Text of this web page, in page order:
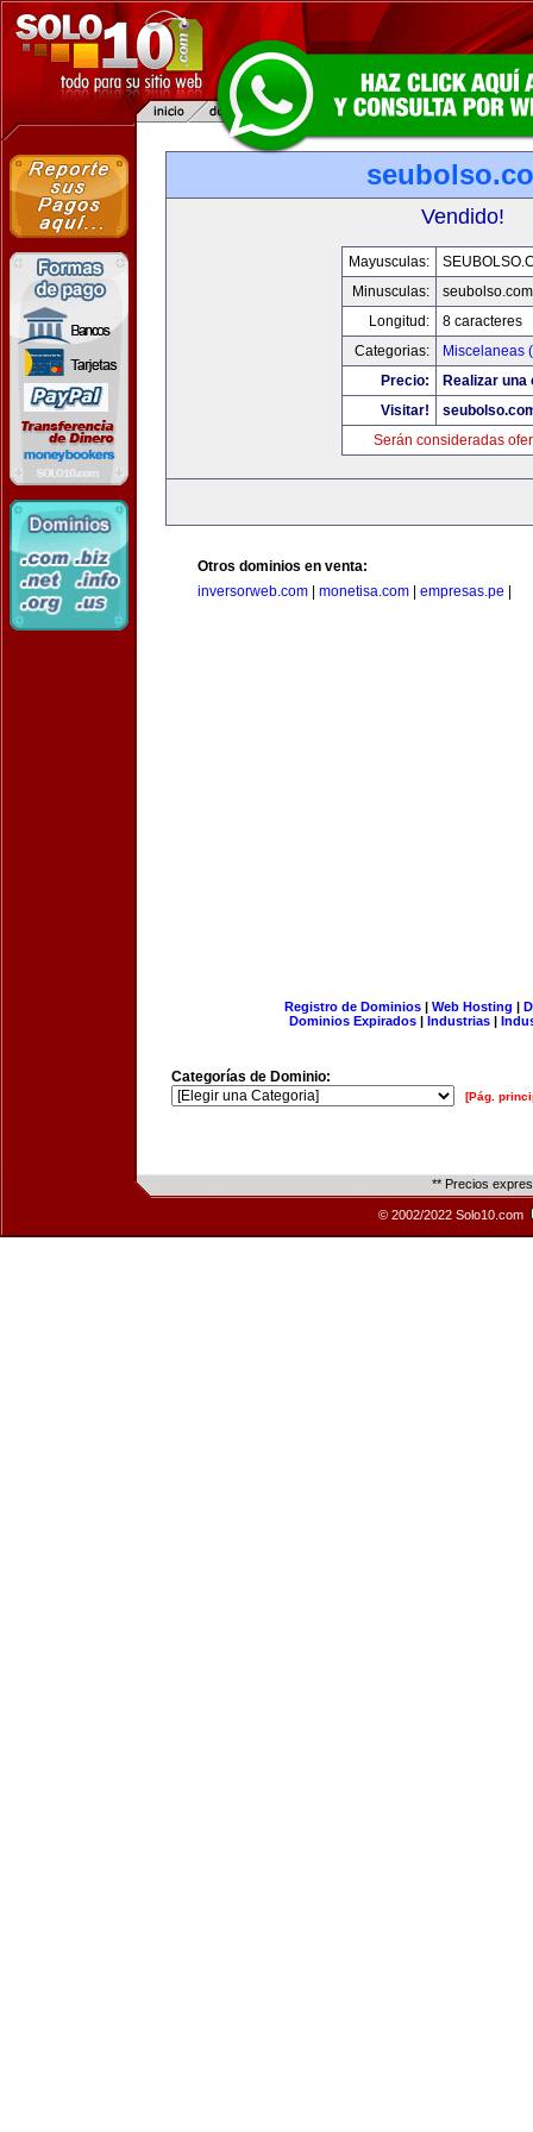
Vendido!
Mayusculas:
Minusculas:
seubolso.com
Longitud:
8 caracteres
Categorias:
Miscelaneas
Precio:
Realizar una
Visitar!
Serán consideradas
Otros dominios en venta:
inversorweb.com
monetisa.com empresas.pe
Registro de Dominios| Web Hosting |
Dominios Expirados | Industrias |
Categorías de Dominio:
[Pág.
** Precios
© 2002/2022 Solo10.com